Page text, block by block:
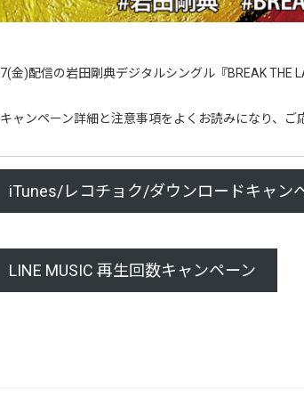
金)配信の岩田剛典デジタルシングル『BREAK THE
ャンペーン詳細と注意事項をよくお読みになり、ご
iTunes/レコチョク/ダウンロードキャン
LINE MUSIC 再生回数キャンペーン